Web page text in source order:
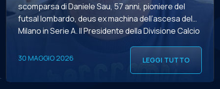
scomparsa di Daniele Sau, 57 anni, pioniere del
futsal lombardo, deus ex machina dell’ascesa del
Milano in Serie A. Il Presidente della Divisione Calcio
a 5, Stefano Castiglia, a nome di tutto il Consiglio
Direttivo e dell’intero movimento porge […]
30 MAGGIO 2026 LEGGI TUTTO